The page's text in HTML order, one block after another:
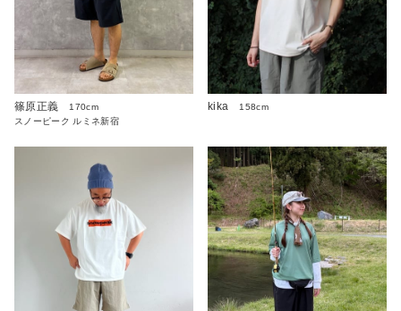
篠原正義
170cm
スノーピーク ルミネ新宿
kika 158cm